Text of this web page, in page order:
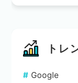
トレ
Google